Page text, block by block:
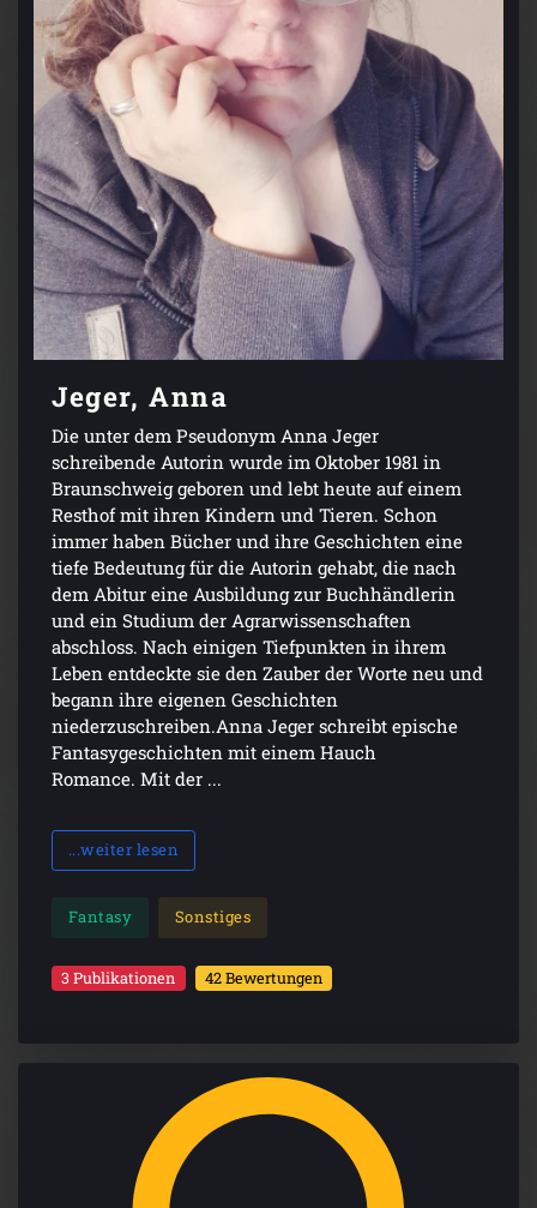
Jeger, Anna
Die unter dem Pseudonym Anna Jeger
schreibende Autorin wurde im Oktober 1981 in
Braunschweig geboren und lebt heute auf einem
Resthof mit ihren Kindern und Tieren. Schon
immer haben Bücher und ihre Geschichten eine
tiefe Bedeutung für die Autorin gehabt, die nach
dem Abitur eine Ausbildung zur Buchhändlerin
und ein Studium der Agrarwissenschaften
abschloss. Nach einigen Tiefpunkten in ihrem
Leben entdeckte sie den Zauber der Worte neu und
begann ihre eigenen Geschichten
niederzuschreiben.Anna Jeger schreibt epische
Fantasygeschichten mit einem Hauch
Romance. Mit der ...
...weiter lesen
Fantasy Sonstiges
3 Publikationen 42 Bewertungen